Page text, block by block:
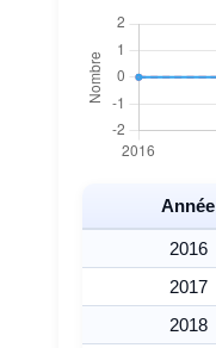
Année
2016
2017
2018